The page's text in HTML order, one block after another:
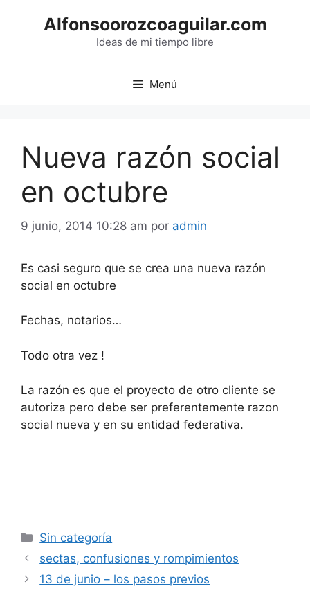
Alfonsoorozcoaguilar.com
Ideas de mi tiempo libre
Menú
Nueva razón social
en octubre
9 junio, 2014 10:28 am por admin
Es casi seguro que se crea una nueva razón
social en octubre
Fechas, notarios…
Todo otra vez !
La razón es que el proyecto de otro cliente se
autoriza pero debe ser preferentemente razon
social nueva y en su entidad federativa.
Categorías
Sin categoría
sectas, confusiones y rompimientos
13 de junio – los pasos previos